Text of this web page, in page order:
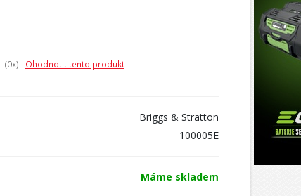
(0x) Ohodnotit tento produkt
Briggs & Stratton
100005E
Máme skladem